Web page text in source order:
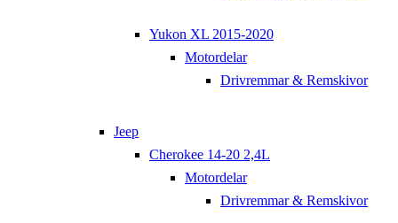
Yukon XL 2015-2020
Motordelar
Drivremmar & Remskivor
Jeep
Cherokee 14-20 2,4L
Motordelar
Drivremmar & Remskivor